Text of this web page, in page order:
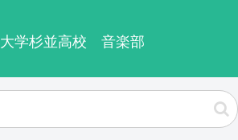
学杉並高校 音楽部